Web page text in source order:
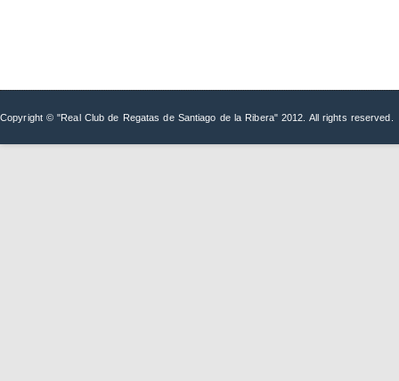
Copyright © "Real Club de Regatas de Santiago de la Ribera" 2012. All rights reserved.